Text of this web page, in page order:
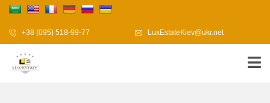
+38 (095) 518-99-77 LuxEstateKiev@ukr.net